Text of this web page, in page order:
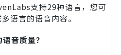
支持29种语言，您可
语言的语音内容。
音质量？